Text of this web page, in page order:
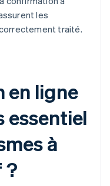
les
traité.
en ligne
essentiel
à
?